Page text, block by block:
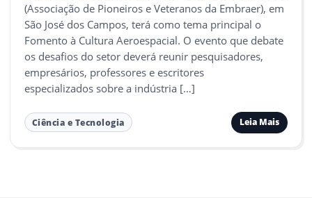
(Associação de Pioneiros e Veteranos da Embraer), em
São José dos Campos, terá como tema principal o
Fomento à Cultura Aeroespacial. O evento que debate
os desafios do setor deverá reunir pesquisadores,
empresários, professores e escritores
especializados sobre a indústria […]
Ciência e Tecnologia Leia Mais